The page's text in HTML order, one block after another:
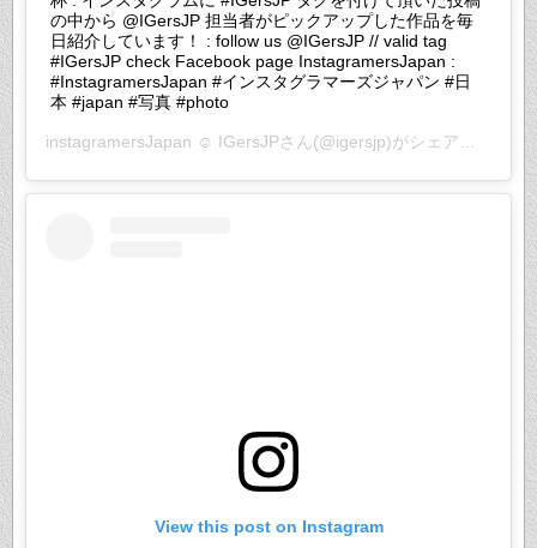
の中から @IGersJP 担当者がピックアップした作品を毎
日紹介しています！ : follow us @IGersJP // valid tag
#IGersJP check Facebook page InstagramersJapan :
#InstagramersJapan #インスタグラマーズジャパン #日
本 #japan #写真 #photo
instagramersJapan ☺︎ IGersJPさん(@igersjp)がシェアした投稿 –
View this post on Instagram